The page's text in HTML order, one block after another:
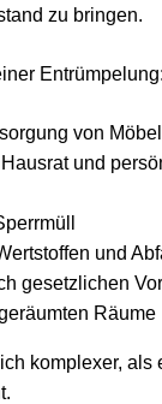
zu bringen.
Entrümpelung:
von
und
und
gesetzlichen
Räume
komplexer, als